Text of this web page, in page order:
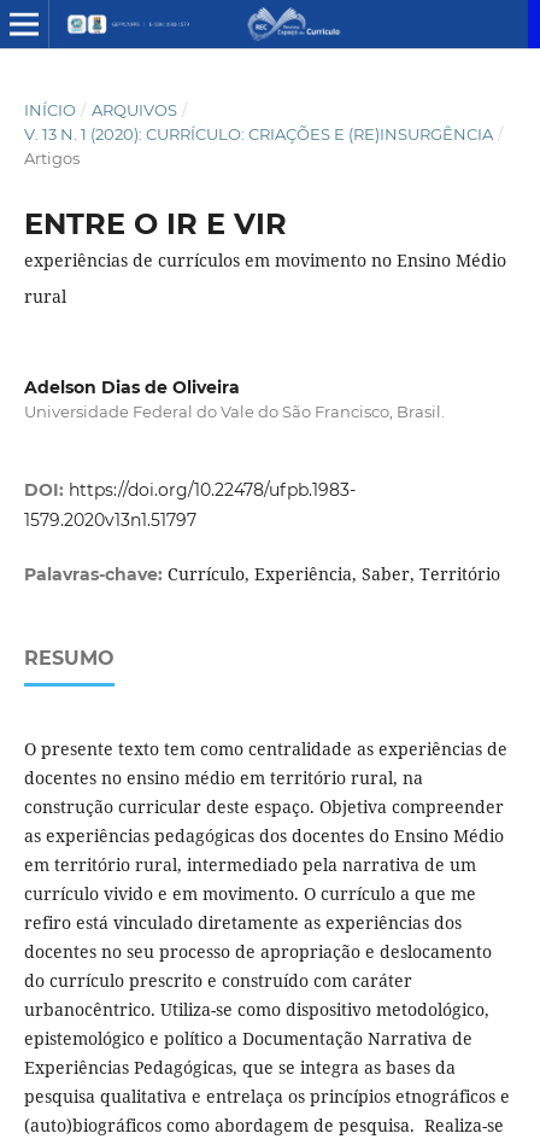
INÍCIO / ARQUIVOS /
V. 13 N. 1 (2020): CURRÍCULO: CRIAÇÕES E (RE)INSURGÊNCIA /
Artigos
ENTRE O IR E VIR
experiências de currículos em movimento no Ensino Médio
rural
Adelson Dias de Oliveira
Universidade Federal do Vale do São Francisco, Brasil.
DOI: https://doi.org/10.22478/ufpb.1983-
1579.2020v13n1.51797
Palavras-chave: Currículo, Experiência, Saber, Território
RESUMO
O presente texto tem como centralidade as experiências de
docentes no ensino médio em território rural, na
construção curricular deste espaço. Objetiva compreender
as experiências pedagógicas dos docentes do Ensino Médio
em território rural, intermediado pela narrativa de um
currículo vivido e em movimento. O currículo a que me
refiro está vinculado diretamente as experiências dos
docentes no seu processo de apropriação e deslocamento
do currículo prescrito e construído com caráter
urbanocêntrico. Utiliza-se como dispositivo metodológico,
epistemológico e político a Documentação Narrativa de
Experiências Pedagógicas, que se integra as bases da
pesquisa qualitativa e entrelaça os princípios etnográficos e
(auto)biográficos como abordagem de pesquisa. Realiza-se